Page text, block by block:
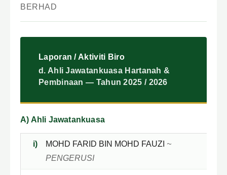
BERHAD
Laporan / Aktiviti Biro
d. Ahli Jawatankuasa Hartanah &
Pembinaan — Tahun 2025 / 2026
A) Ahli Jawatankuasa
i) MOHD FARID BIN MOHD FAUZI ~
PENGERUSI